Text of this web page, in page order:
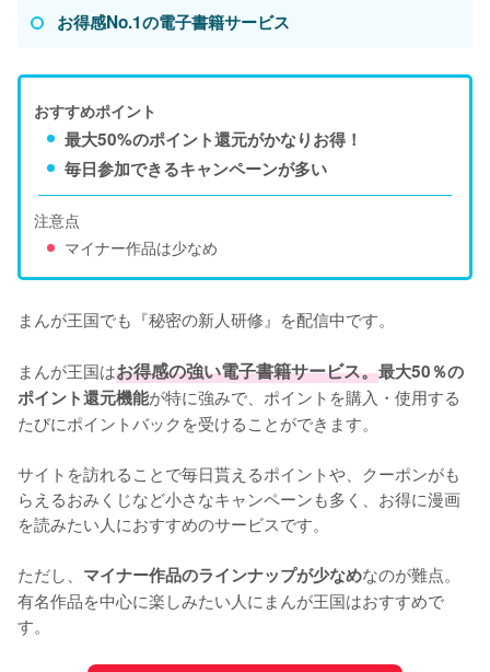
お得感No.1の電子書籍サービス
おすすめポイント
最大50%のポイント還元がかなりお得！
毎日参加できるキャンペーンが多い
注意点
マイナー作品は少なめ
まんが王国でも『秘密の新人研修』を配信中です。
まんが王国はお得感の強い電子書籍サービス。最大50％の
ポイント還元機能が特に強みで、ポイントを購入・使用する
たびにポイントバックを受けることができます。
サイトを訪れることで毎日貰えるポイントや、クーポンがも
らえるおみくじなど小さなキャンペーンも多く、お得に漫画
を読みたい人におすすめのサービスです。
ただし、 マイナー作品のラインナップが少なめなのが難点。
有名作品を中心に楽しみたい人にまんが王国はおすすめで
す。